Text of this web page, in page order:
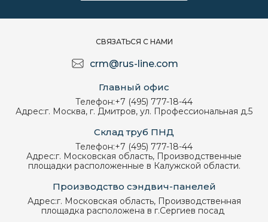
СВЯЗАТЬСЯ С НАМИ
crm@rus-line.com
Главный офис
Телефон:+7 (495) 777-18-44
Адрес:г. Москва, г. Дмитров, ул. Профессиональная д.5
Склад труб ПНД
Телефон:+7 (495) 777-18-44
Адрес:г. Московская область, Производственные
площадки расположенные в Калужской области.
Производство сэндвич-панелей
Адрес:г. Московская область, Производственная
площадка расположена в г.Сергиев посад